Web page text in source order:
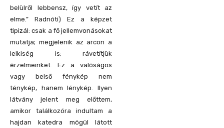
belülről lebbensz, így vetít az
elme.” Radnóti) Ez a képzet
tipizál: csak a fő jellemvonásokat
mutatja; megjelenik az arcon a
lelkiség is; rávetítjük
érzelmeinket. Ez a valóságos
vagy belső fénykép nem
ténykép, hanem lénykép. Ilyen
látvány jelent meg előttem,
amikor találkozóra indultam a
hajdan katedra mögül látott